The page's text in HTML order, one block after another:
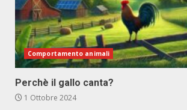
Comportamento animali
Perchè il gallo canta?
1 Ottobre 2024